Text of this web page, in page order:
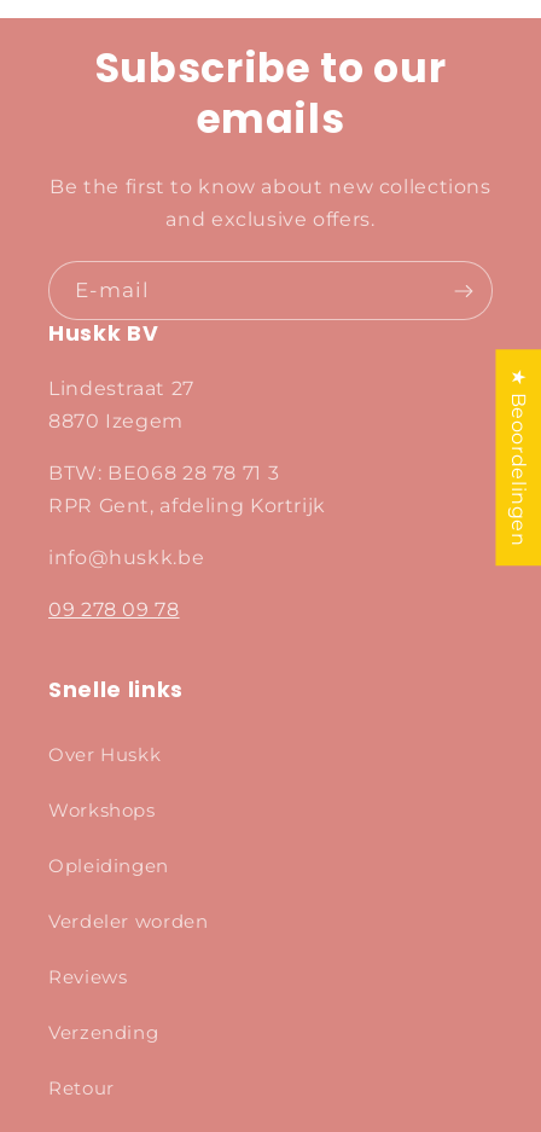
Subscribe to our
emails
Be the first to know about new collections
and exclusive offers.
E‑mail
Huskk BV
Lindestraat 27
8870 Izegem
BTW: BE068 28 78 71 3
RPR Gent, afdeling Kortrijk
info@huskk.be
09 278 09 78
Snelle links
Over Huskk
Workshops
Opleidingen
Verdeler worden
Reviews
Verzending
Retour
★ Beoordelingen